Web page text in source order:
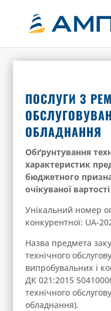
ПОСЛУГИ З
ОБЛАДНАННЯ
Обґрунтування
характеристик
бюджетного
очікуваної
Унікальний номер
конкурентної: UA-
Назва предмета
технічного
випробувальних і
ДК 021:2015
технічного
обладнання).